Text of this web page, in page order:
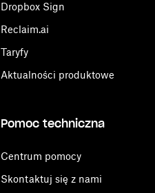
Dropbox Sign
Reclaim.ai
Taryfy
Aktualności produktowe
Pomoc techniczna
Centrum pomocy
Skontaktuj się z nami